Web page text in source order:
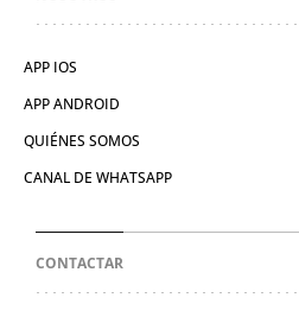
APP IOS
APP ANDROID
QUIÉNES SOMOS
CANAL DE WHATSAPP
CONTACTAR